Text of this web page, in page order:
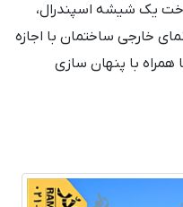
یک شیشه اسپندرال،
خارجی ساختمان با اجازه
با پنهان سازی